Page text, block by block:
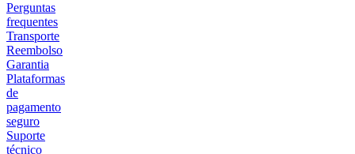
Perguntas
frequentes
Transporte
Reembolso
Garantia
Plataformas
de
pagamento
seguro
Suporte
técnico